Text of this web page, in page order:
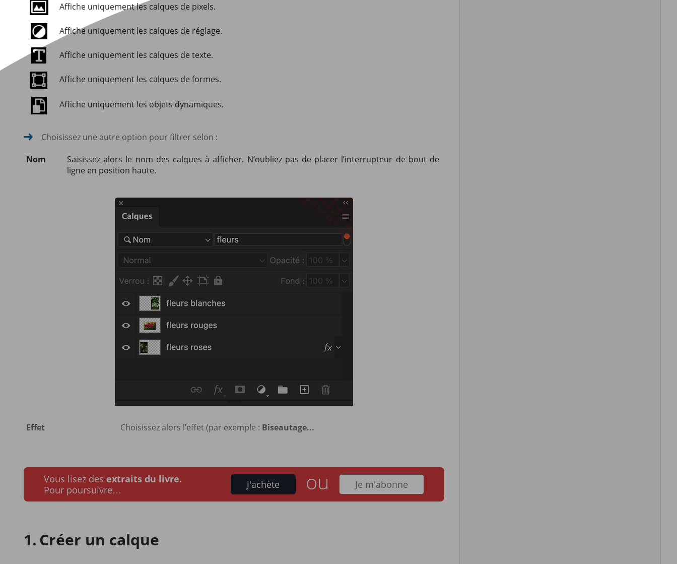
Affiche uniquement les calques de pixels.
Affiche uniquement les calques de réglage.
Affiche uniquement les calques de texte.
Affiche uniquement les calques de formes.
Affiche uniquement les objets dynamiques.
Choisissez une autre option pour filtrer selon :
Nom
Saisissez alors le nom des calques à afficher. N’oubliez pas de placer l’interrupteur de bout de
ligne en position haute.
Effet Choisissez alors l’effet (par exemple : Biseautage...
Vous lisez des extraits du livre.
Pour poursuivre…
J'achète ou Je m'abonne
Créer un calque